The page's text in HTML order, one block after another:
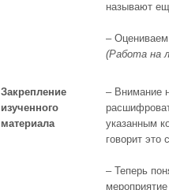
называют
–
(Работа на
Закрепление
изученного
материала
– Внимание
указанным
говорит это
– Теперь